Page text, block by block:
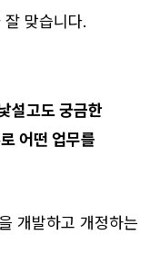
맞습니다.
설고도 궁금한
어떤 업무를
개발하고 개정하는